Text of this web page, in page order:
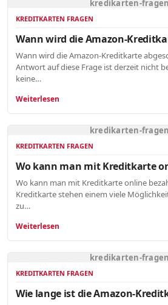
kredikarten-
KREDITKARTEN FRAGEN
Wann wird die Amazon-
Wann wird die Amazon-Kreditkarte
Antwort auf diese Frage ist derzeit nicht
keine…
Weiterlesen
kredikarten-
KREDITKARTEN FRAGEN
Wo kann man mit Kreditkarte
Wo kann man mit Kreditkarte online
Kreditkarte stehen einem viele
zu…
Weiterlesen
kredikarten-
KREDITKARTEN FRAGEN
Wie lange ist die Amazon-